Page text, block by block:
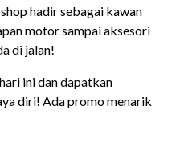
hadir sebagai kawan
motor sampai aksesori
di jalan!
hari ini dan dapatkan
diri! Ada promo menarik